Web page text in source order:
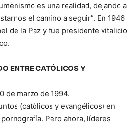
es una realidad, dejando a
el camino a seguir”. En 1946
de la Paz y fue presidente vitalicio
ENTRE CATÓLICOS Y
de marzo de 1994.
(católicos y evangélicos) en
Pero ahora, líderes